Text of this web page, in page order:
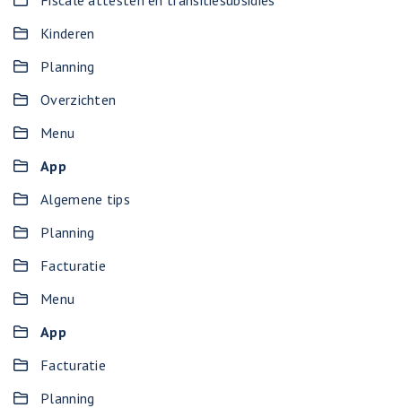
Kinderen
Planning
Overzichten
Menu
App
Algemene tips
Planning
Facturatie
Menu
App
Facturatie
Planning